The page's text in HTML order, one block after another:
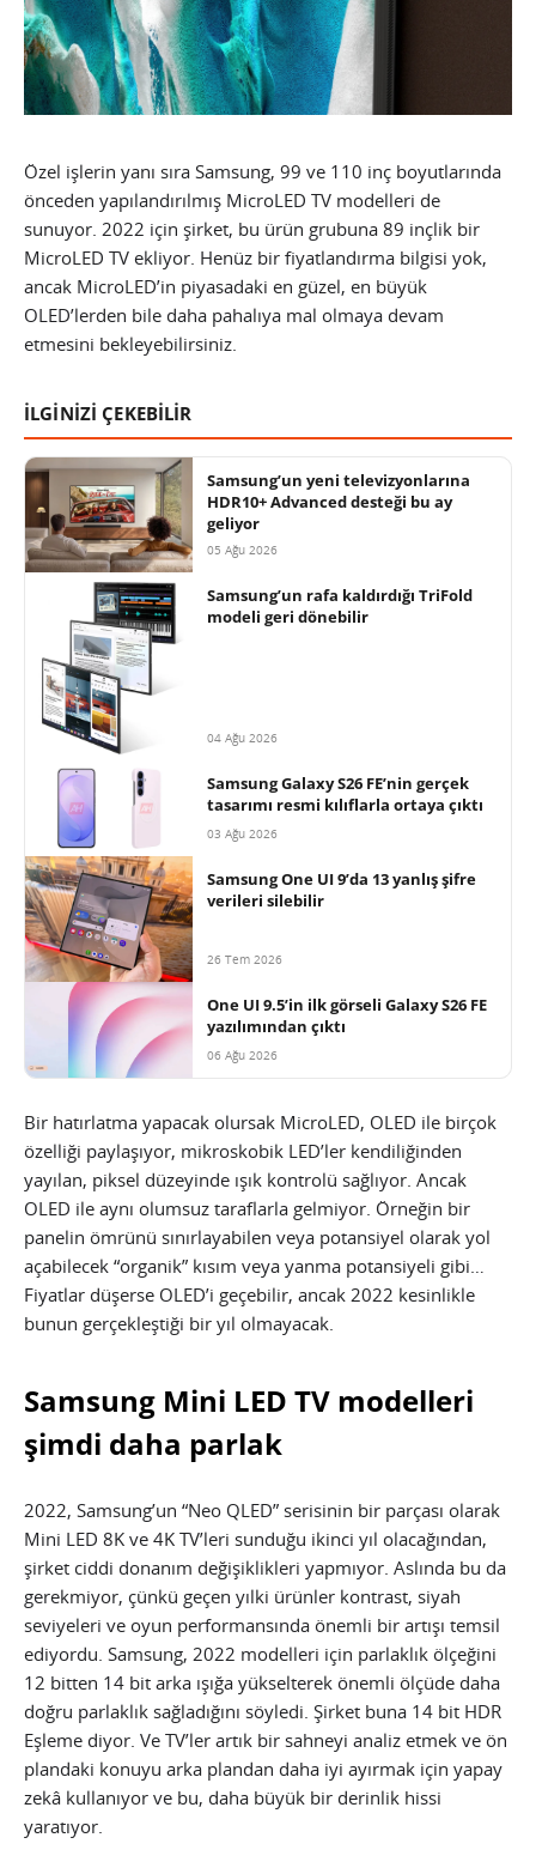
Özel işlerin yanı sıra Samsung, 99 ve 110 inç boyutlarında
önceden yapılandırılmış MicroLED TV modelleri de
sunuyor. 2022 için şirket, bu ürün grubuna 89 inçlik bir
MicroLED TV ekliyor. Henüz bir fiyatlandırma bilgisi yok,
ancak MicroLED’in piyasadaki en güzel, en büyük
OLED’lerden bile daha pahalıya mal olmaya devam
etmesini bekleyebilirsiniz.
İLGİNİZİ ÇEKEBİLİR
Samsung’un yeni televizyonlarına
HDR10+ Advanced desteği bu ay
geliyor
05 Ağu 2026
Samsung’un rafa kaldırdığı TriFold
modeli geri dönebilir
04 Ağu 2026
Samsung Galaxy S26 FE’nin gerçek
tasarımı resmi kılıflarla ortaya çıktı
03 Ağu 2026
Samsung One UI 9’da 13 yanlış şifre
verileri silebilir
26 Tem 2026
One UI 9.5’in ilk görseli Galaxy S26 FE
yazılımından çıktı
06 Ağu 2026
Bir hatırlatma yapacak olursak MicroLED, OLED ile birçok
özelliği paylaşıyor, mikroskobik LED’ler kendiliğinden
yayılan, piksel düzeyinde ışık kontrolü sağlıyor. Ancak
OLED ile aynı olumsuz taraflarla gelmiyor. Örneğin bir
panelin ömrünü sınırlayabilen veya potansiyel olarak yol
açabilecek “organik” kısım veya yanma potansiyeli gibi…
Fiyatlar düşerse OLED’i geçebilir, ancak 2022 kesinlikle
bunun gerçekleştiği bir yıl olmayacak.
Samsung Mini LED TV modelleri
şimdi daha parlak
2022, Samsung’un “Neo QLED” serisinin bir parçası olarak
Mini LED 8K ve 4K TV’leri sunduğu ikinci yıl olacağından,
şirket ciddi donanım değişiklikleri yapmıyor. Aslında bu da
gerekmiyor, çünkü geçen yılki ürünler kontrast, siyah
seviyeleri ve oyun performansında önemli bir artışı temsil
ediyordu. Samsung, 2022 modelleri için parlaklık ölçeğini
12 bitten 14 bit arka ışığa yükselterek önemli ölçüde daha
doğru parlaklık sağladığını söyledi. Şirket buna 14 bit HDR
Eşleme diyor. Ve TV’ler artık bir sahneyi analiz etmek ve ön
plandaki konuyu arka plandan daha iyi ayırmak için yapay
zekâ kullanıyor ve bu, daha büyük bir derinlik hissi
yaratıyor.